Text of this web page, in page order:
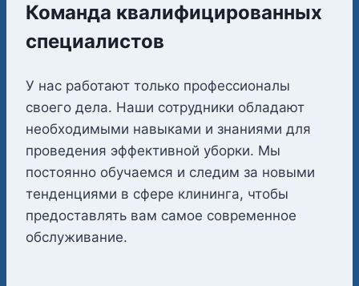
Команда квалифицированных
специалистов
У нас работают только профессионалы
своего дела. Наши сотрудники обладают
необходимыми навыками и знаниями для
проведения эффективной уборки. Мы
постоянно обучаемся и следим за новыми
тенденциями в сфере клининга, чтобы
предоставлять вам самое современное
обслуживание.